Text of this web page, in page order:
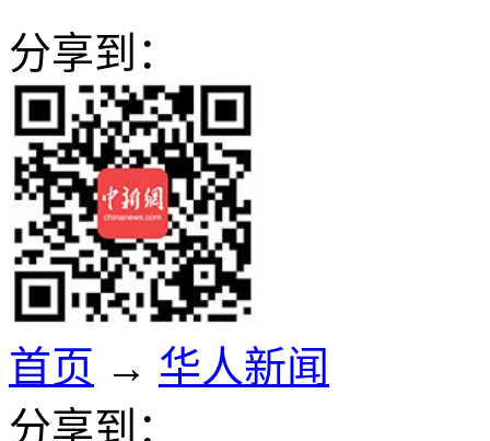
分享到：
首页 → 华人新闻
分享到：